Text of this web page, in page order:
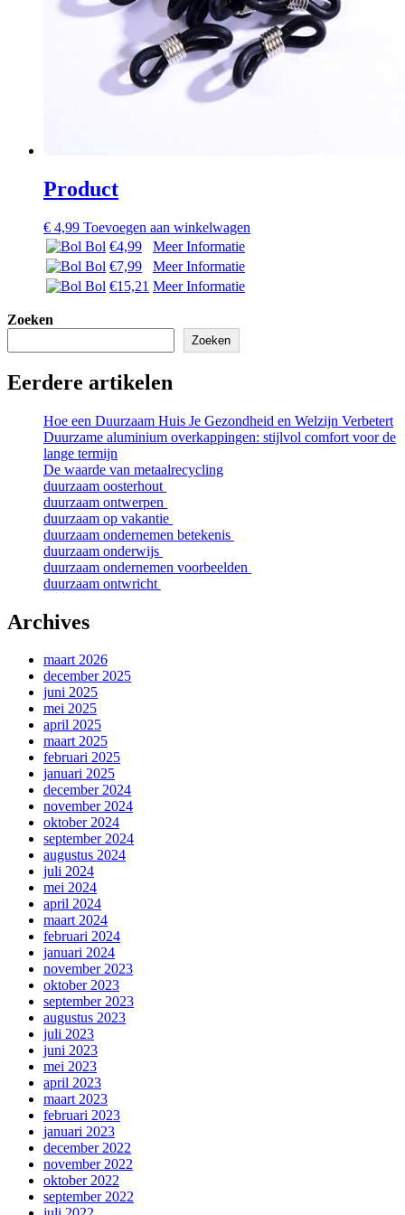
Product
€ 4,99 Toevoegen aan winkelwagen
Bol €4,99
Meer Informatie
Bol €7,99
Meer Informatie
Bol €15,21 Meer Informatie
Zoeken
Zoeken
Eerdere artikelen
Hoe een Duurzaam Huis Je Gezondheid en Welzijn Verbetert
Duurzame aluminium overkappingen: stijlvol comfort voor de
lange termijn
De waarde van metaalrecycling
duurzaam oosterhout
duurzaam ontwerpen
duurzaam op vakantie
duurzaam ondernemen betekenis
duurzaam onderwijs
duurzaam ondernemen voorbeelden
duurzaam ontwricht
Archives
maart 2026
december 2025
juni 2025
mei 2025
april 2025
maart 2025
februari 2025
januari 2025
december 2024
november 2024
oktober 2024
september 2024
augustus 2024
juli 2024
mei 2024
april 2024
maart 2024
februari 2024
januari 2024
november 2023
oktober 2023
september 2023
augustus 2023
juli 2023
juni 2023
mei 2023
april 2023
maart 2023
februari 2023
januari 2023
december 2022
november 2022
oktober 2022
september 2022